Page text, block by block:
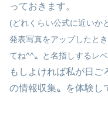
っておきます。
(どれくらい公式に近いか
発表写真をアップしたと
てね^^〟と名指しするレ
もしよければ私が日
の情報収集〟を体験し